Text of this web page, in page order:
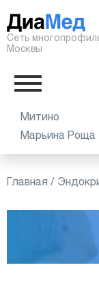
Сеть
Москвы
Митино
Марьина Роща
Главная /